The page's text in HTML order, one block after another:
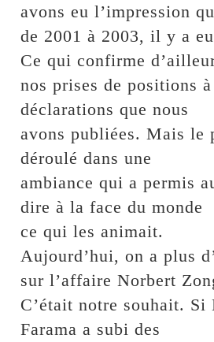
avons eu l’impression
de 2001 à 2003, il y a
Ce qui confirme
nos prises de positions
déclarations que nous
avons publiées. Mais le
déroulé dans une
ambiance qui a permis
dire à la face du monde
ce qui les animait.
Aujourd’hui, on a plus
sur l’affaire Norbert
C’était notre souhait. Si
Farama a subi des